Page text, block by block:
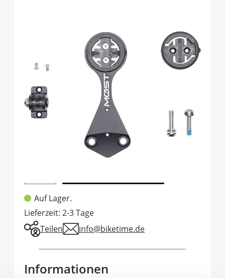
Pinarello Most Computer
Mount Italon Ultra V2 AM
Art.-Nr.
79,00 €
inkl. 19% Mwst. ,zzgl Versandkosten
Auf Lager.
Lieferzeit: 2-3 Tage
Teilen
info@biketime.de
Informationen